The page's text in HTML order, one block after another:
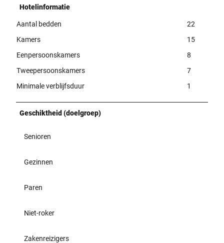
Hotelinformatie
Aantal bedden
22
Kamers
15
Eenpersoonskamers
8
Tweepersoonskamers
7
Minimale verblijfsduur
1
Geschiktheid (doelgroep)
Senioren
Gezinnen
Paren
Niet-roker
Zakenreizigers